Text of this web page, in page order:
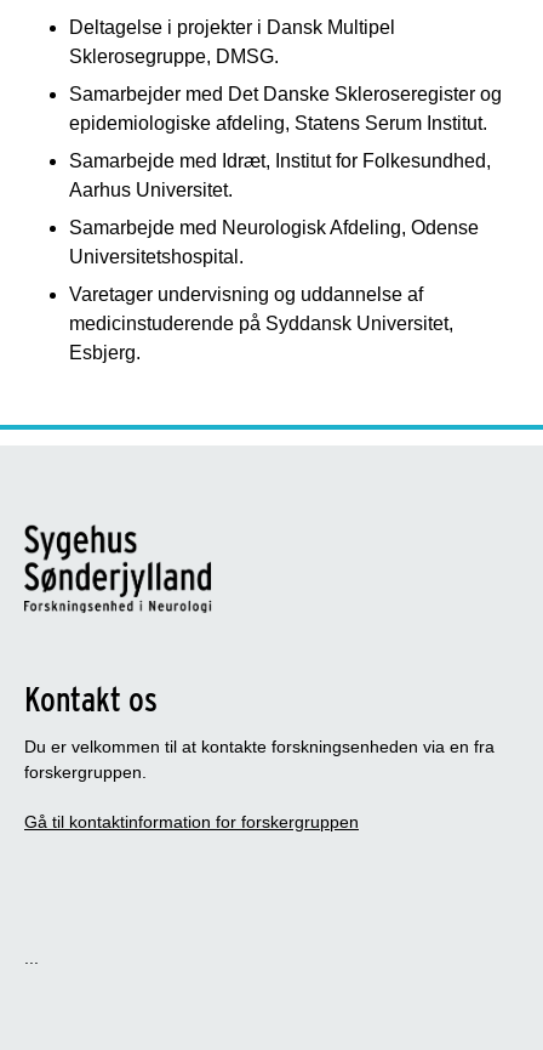
Deltagelse i projekter i Dansk Multipel
Sklerosegruppe, DMSG.
Samarbejder med Det Danske Skleroseregister og
epidemiologiske afdeling, Statens Serum Institut.
Samarbejde med Idræt, Institut for Folkesundhed,
Aarhus Universitet.
Samarbejde med Neurologisk Afdeling, Odense
Universitetshospital.
Varetager undervisning og uddannelse af
medicinstuderende på Syddansk Universitet,
Esbjerg.
Kontakt os
Du er velkommen til at kontakte forskningsenheden via en fra
forskergruppen.
Gå til kontaktinformation for forskergruppen